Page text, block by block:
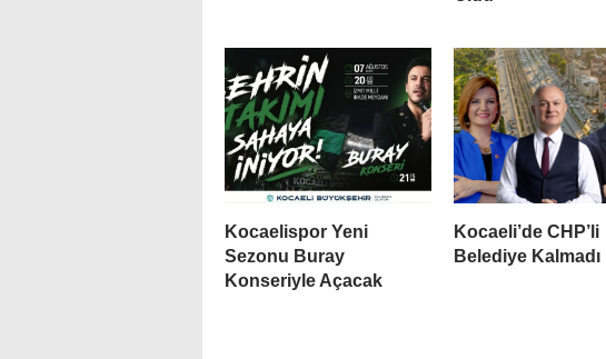
Kocaelispor Yeni
Sezonu Buray
Konseriyle Açacak
Kocaeli’de CHP’li
Belediye Kalmadı